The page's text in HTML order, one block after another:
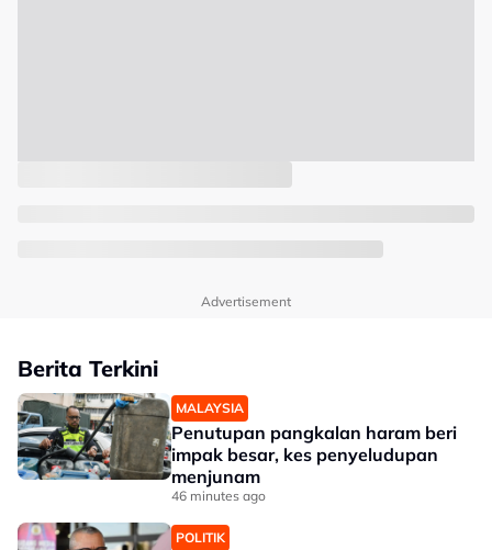
Advertisement
Berita Terkini
MALAYSIA
Penutupan pangkalan haram beri
impak besar, kes penyeludupan
menjunam
46 minutes ago
POLITIK